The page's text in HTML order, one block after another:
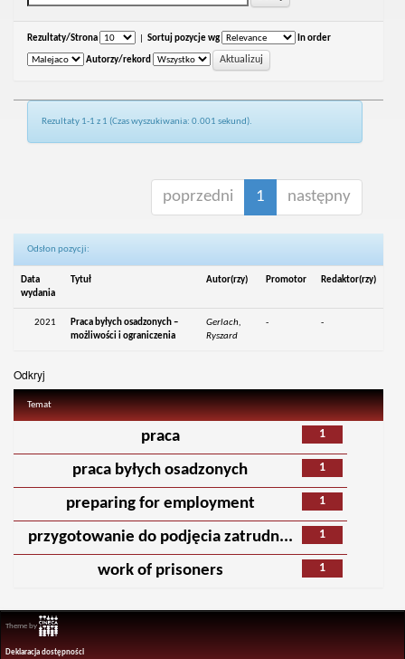
Rezultaty/Strona Sortuj pozycje wg In order
Autorzy/rekord
Rezultaty 1-1 z 1 (Czas wyszukiwania: 0.001 sekund).
poprzedni 1 następny
Odsłon pozycji:
Data
wydania
Tytuł Autor(rzy) Promotor Redaktor(rzy)
2021
Praca byłych osadzonych –
możliwości i ograniczenia
Gerlach,
Ryszard
- -
Odkryj
Temat
1
praca
1
praca byłych osadzonych
1
preparing for employment
1
przygotowanie do podjęcia zatrudn...
1
work of prisoners
Theme by
Deklaracja dostępności